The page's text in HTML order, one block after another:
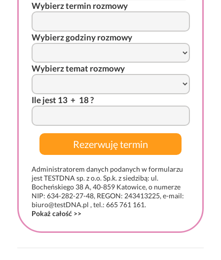
Wybierz termin rozmowy
Wybierz godziny rozmowy
Wybierz temat rozmowy
Ile jest 13- + 18 ?
Administratorem danych podanych w formularzu
jest TESTDNA sp. z o.o. Sp.k. z siedzibą: ul.
Bocheńskiego 38 A, 40-859 Katowice, o numerze
NIP: 634-282-27-48, REGON: 243413225, e-mail:
biuro@testDNA.pl , tel.: 665 761 161.
Pokaż całość >>